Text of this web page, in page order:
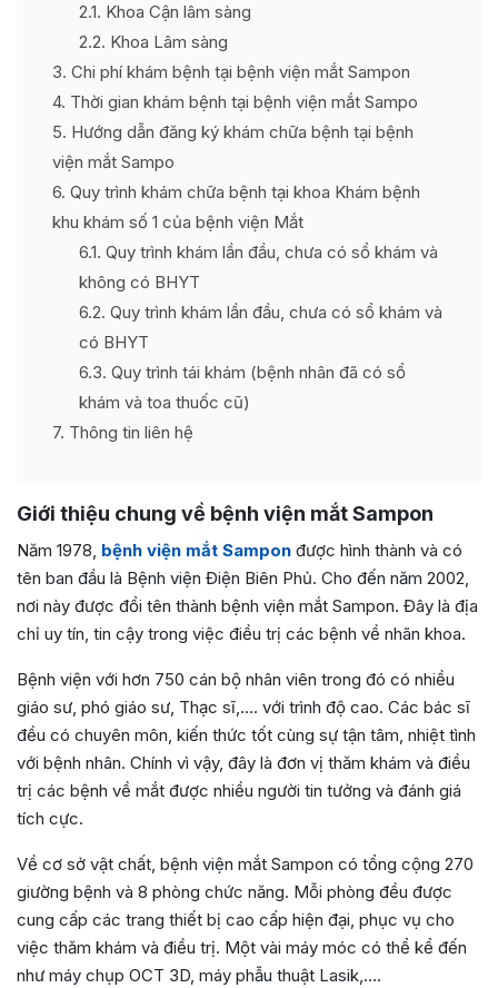
2.1 Khoa Cận lâm sàng
2.2 Khoa Lâm sàng
3 Chi phí khám bệnh tại bệnh viện mắt Sampon
4 Thời gian khám bệnh tại bệnh viện mắt Sampo
5 Hướng dẫn đăng ký khám chữa bệnh tại bệnh
viện mắt Sampo
6 Quy trình khám chữa bệnh tại khoa Khám bệnh
khu khám số 1 của bệnh viện Mắt
6.1 Quy trình khám lần đầu, chưa có sổ khám và
không có BHYT
6.2 Quy trình khám lần đầu, chưa có sổ khám và
có BHYT
6.3 Quy trình tái khám (bệnh nhân đã có sổ
khám và toa thuốc cũ)
7 Thông tin liên hệ
Giới thiệu chung về bệnh viện mắt Sampon
Năm 1978, bệnh viện mắt Sampon được hình thành và có
tên ban đầu là Bệnh viện Điện Biên Phủ. Cho đến năm 2002,
nơi này được đổi tên thành bệnh viện mắt Sampon. Đây là địa
chỉ uy tín, tin cậy trong việc điều trị các bệnh về nhãn khoa.
Bệnh viện với hơn 750 cán bộ nhân viên trong đó có nhiều
giáo sư, phó giáo sư, Thạc sĩ,…. với trình độ cao. Các bác sĩ
đều có chuyên môn, kiến thức tốt cùng sự tận tâm, nhiệt tình
với bệnh nhân. Chính vì vậy, đây là đơn vị thăm khám và điều
trị các bệnh về mắt được nhiều người tin tưởng và đánh giá
tích cực.
Về cơ sở vật chất, bệnh viện mắt Sampon có tổng cộng 270
giường bệnh và 8 phòng chức năng. Mỗi phòng đều được
cung cấp các trang thiết bị cao cấp hiện đại, phục vụ cho
việc thăm khám và điều trị. Một vài máy móc có thể kể đến
như máy chụp OCT 3D, máy phẫu thuật Lasik,….